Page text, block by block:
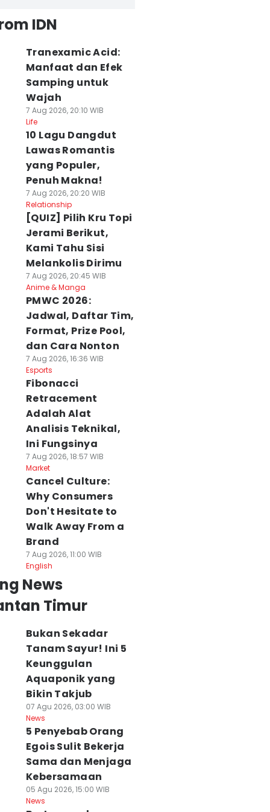
IDN
Tranexamic Acid:
Manfaat dan Efek
Samping untuk
Wajah
7 Aug 2026, 20:10 WIB
Life
10 Lagu Dangdut
Lawas Romantis
yang Populer,
Penuh Makna!
7 Aug 2026, 20:20 WIB
Relationship
[QUIZ] Pilih Kru Topi
Jerami Berikut,
Kami Tahu Sisi
Melankolis Dirimu
7 Aug 2026, 20:45 WIB
Anime & Manga
PMWC 2026:
Jadwal, Daftar Tim,
Format, Prize Pool,
dan Cara Nonton
7 Aug 2026, 16:36 WIB
Esports
Fibonacci
Retracement
Adalah Alat
Analisis Teknikal,
Ini Fungsinya
7 Aug 2026, 18:57 WIB
Market
Cancel Culture:
Why Consumers
Don't Hesitate to
Walk Away From a
Brand
7 Aug 2026, 11:00 WIB
English
News
Timur
Bukan Sekadar
Tanam Sayur! Ini 5
Keunggulan
Aquaponik yang
Bikin Takjub
07 Agu 2026, 03:00 WIB
News
5 Penyebab Orang
Egois Sulit Bekerja
Sama dan Menjaga
Kebersamaan
05 Agu 2026, 15:00 WIB
News